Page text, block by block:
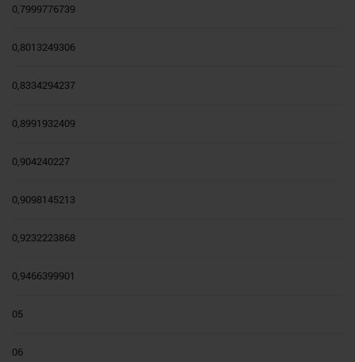
0,7999776739
0,8013249306
0,8334294237
0,8991932409
0,904240227
0,9098145213
0,9232223868
0,9466399901
05
06